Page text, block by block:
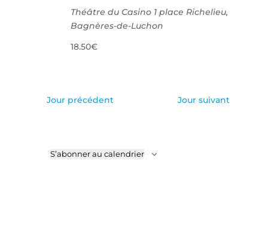
Théâtre du Casino 1 place Richelieu,
Bagnères-de-Luchon
18.50€
Jour précédent Jour suivant
S’abonner au calendrier